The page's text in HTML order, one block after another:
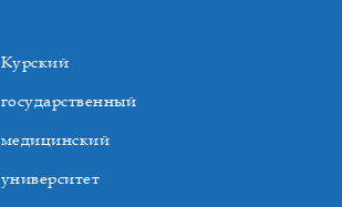
Курский
государственный
медицинский
университет